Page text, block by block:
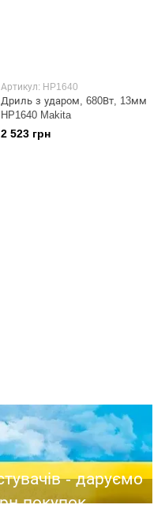
Артикул: HP1640
Дриль з ударом, 680Вт, 13мм
HP1640 Makita
2 523 грн